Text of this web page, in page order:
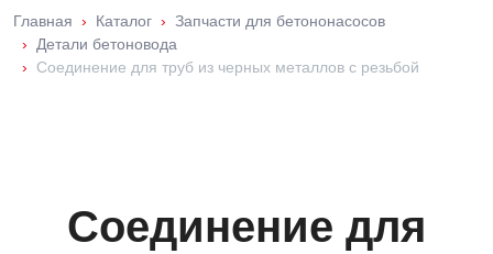
Главная Каталог
Запчасти для бетононасосов
Детали бетоновода
Соединение для труб из черных металлов с резьбой
Соединение для